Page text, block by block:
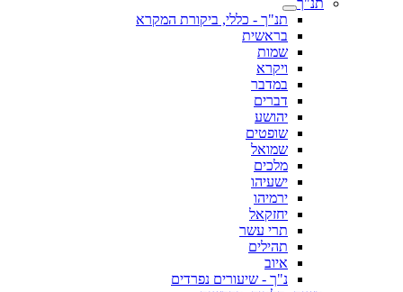
תנ"ך
תנ"ך - כללי, ביקורת המקרא
בראשית
שמות
ויקרא
במדבר
דברים
יהושע
שופטים
שמואל
מלכים
ישעיהו
ירמיהו
יחזקאל
תרי עשר
תהילים
איוב
נ"ך - שיעורים נפרדים